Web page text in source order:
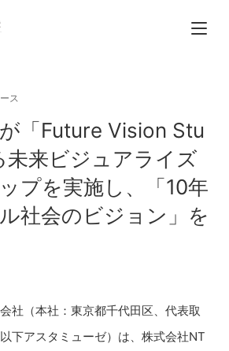
ス
「Future Vision Stu
未来ビジュアライズ
プを実施し、「10年
社会のビジョン」を
社（本社：東京都千代田区、代表取
下アスタミューゼ）は、株式会社NT